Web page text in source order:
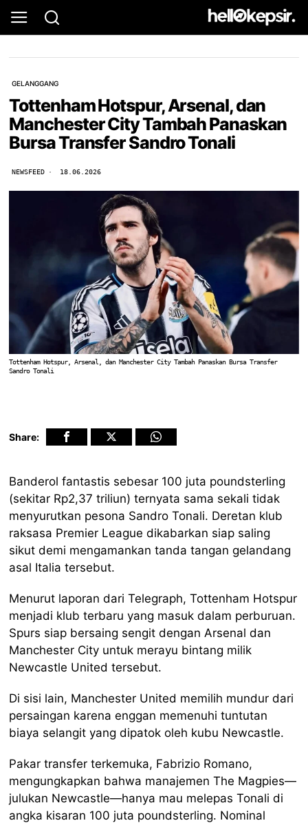
GELANGGANG
Tottenham Hotspur, Arsenal, dan
Manchester City Tambah Panaskan
Bursa Transfer Sandro Tonali
NEWSFEED 18.06.2026
Tottenham Hotspur, Arsenal, dan Manchester City Tambah Panaskan Bursa Transfer
Sandro Tonali
Share:
Banderol fantastis sebesar 100 juta poundsterling
(sekitar Rp2,37 triliun) ternyata sama sekali tidak
menyurutkan pesona Sandro Tonali. Deretan klub
raksasa Premier League dikabarkan siap saling
sikut demi mengamankan tanda tangan gelandang
asal Italia tersebut.
Menurut laporan dari Telegraph, Tottenham Hotspur
menjadi klub terbaru yang masuk dalam perburuan.
Spurs siap bersaing sengit dengan Arsenal dan
Manchester City untuk merayu bintang milik
Newcastle United tersebut.
Di sisi lain, Manchester United memilih mundur dari
persaingan karena enggan memenuhi tuntutan
biaya selangit yang dipatok oleh kubu Newcastle.
Pakar transfer terkemuka, Fabrizio Romano,
mengungkapkan bahwa manajemen The Magpies—
julukan Newcastle—hanya mau melepas Tonali di
angka kisaran 100 juta poundsterling. Nominal